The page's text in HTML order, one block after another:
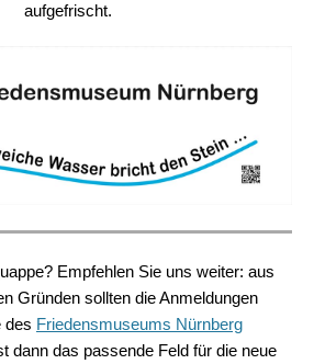
aufgefrischt.
Empfehlen Sie uns weiter: aus
Gründen sollten die Anmeldungen
des Friedensmuseums Nürnberg
dann das passende Feld für die neue